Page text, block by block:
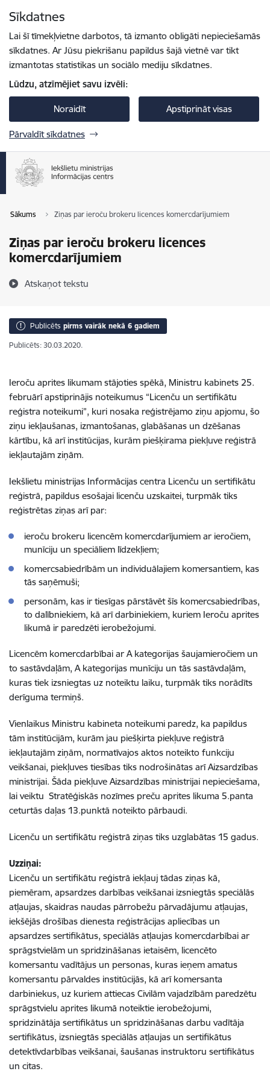
Sīkdatnes
Lai šī tīmekļvietne darbotos, tā izmanto obligāti nepieciešamās
sīkdatnes. Ar Jūsu piekrišanu papildus šajā vietnē var tikt
izmantotas statistikas un sociālo mediju sīkdatnes.
Lūdzu, atzīmējiet savu izvēli:
Noraidīt Apstiprināt visas
Pārvaldīt sīkdatnes
Sākums Ziņas par ieroču brokeru licences komercdarījumiem
Ziņas par ieroču brokeru licences
komercdarījumiem
Atskaņot tekstu
Publicēts pirms vairāk nekā 6 gadiem
Publicēts: 30.03.2020.
Ieroču aprites likumam stājoties spēkā, Ministru kabinets 25.
februārī apstiprinājis noteikumus “Licenču un sertifikātu
reģistra noteikumi”, kuri nosaka reģistrējamo ziņu apjomu, šo
ziņu iekļaušanas, izmantošanas, glabāšanas un dzēšanas
kārtību, kā arī institūcijas, kurām piešķirama piekļuve reģistrā
iekļautajām ziņām.
Iekšlietu ministrijas Informācijas centra Licenču un sertifikātu
reģistrā, papildus esošajai licenču uzskaitei, turpmāk tiks
reģistrētas ziņas arī par:
ieroču brokeru licencēm komercdarījumiem ar ieročiem,
munīciju un speciāliem līdzekļiem;
komercsabiedrībām un individuālajiem komersantiem, kas
tās saņēmuši;
personām, kas ir tiesīgas pārstāvēt šīs komercsabiedrības,
to dalībniekiem, kā arī darbiniekiem, kuriem Ieroču aprites
likumā ir paredzēti ierobežojumi.
Licencēm komercdarbībai ar A kategorijas šaujamieročiem un
to sastāvdaļām, A kategorijas munīciju un tās sastāvdaļām,
kuras tiek izsniegtas uz noteiktu laiku, turpmāk tiks norādīts
derīguma termiņš.
Vienlaikus Ministru kabineta noteikumi paredz, ka papildus
tām institūcijām, kurām jau piešķirta piekļuve reģistrā
iekļautajām ziņām, normatīvajos aktos noteikto funkciju
veikšanai, piekļuves tiesības tiks nodrošinātas arī Aizsardzības
ministrijai. Šāda piekļuve Aizsardzības ministrijai nepieciešama,
lai veiktu Stratēģiskās nozīmes preču aprites likuma 5.panta
ceturtās daļas 13.punktā noteikto pārbaudi.
Licenču un sertifikātu reģistrā ziņas tiks uzglabātas 15 gadus.
Uzziņai:
Licenču un sertifikātu reģistrā iekļauj tādas ziņas kā,
piemēram, apsardzes darbības veikšanai izsniegtās speciālās
atļaujas, skaidras naudas pārrobežu pārvadājumu atļaujas,
iekšējās drošības dienesta reģistrācijas apliecības un
apsardzes sertifikātus, speciālās atļaujas komercdarbībai ar
sprāgstvielām un spridzināšanas ietaisēm, licencēto
komersantu vadītājus un personas, kuras ieņem amatus
komersantu pārvaldes institūcijās, kā arī komersanta
darbiniekus, uz kuriem attiecas Civilām vajadzībām paredzētu
sprāgstvielu aprites likumā noteiktie ierobežojumi,
spridzinātāja sertifikātus un spridzināšanas darbu vadītāja
sertifikātus, izsniegtās speciālās atļaujas un sertifikātus
detektīvdarbības veikšanai, šaušanas instruktoru sertifikātus
un citas.